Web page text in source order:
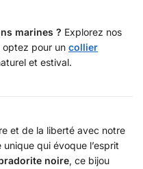
marines ? Explorez nos
optez pour un collier
et estival.
et de la liberté avec notre
unique qui évoque l’esprit
noire, ce bijou